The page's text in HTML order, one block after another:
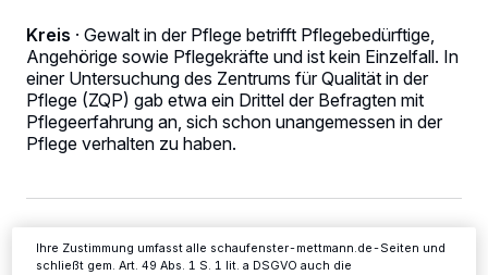
Kreis · Gewalt in der Pflege betrifft Pflegebedürftige,
Angehörige sowie Pflegekräfte und ist kein Einzelfall. In
einer Untersuchung des Zentrums für Qualität in der
Pflege (ZQP) gab etwa ein Drittel der Befragten mit
Pflegeerfahrung an, sich schon unangemessen in der
Pflege verhalten zu haben.
Wir und unsere218-Partner speichern und greifen auf
personenbezogene Daten wie Browserdaten oder eindeutige
Kennungen auf Ihrem Gerät zu. Durch Auswahl von OK aktivieren Sie
Tracking-Technologien für die unter „Wir und unsere Partner
verarbeiten Daten, um Ihnen Dienste bereitzustellen“ aufgeführten
Zwecke. Wenn Tracker deaktiviert sind, sind manche Inhalte und
Anzeigen möglicherweise nicht mehr so relevant für Sie. Sie können
dieses Menü jederzeit wieder aufrufen, um Ihre Einstellungen zu
Ihre Einstellungen gelten innerhalb unseres Website. Weitere
Ihre Zustimmung umfasst alle schaufenster-mettmann.de-Seiten und
schließt gem. Art. 49 Abs. 1 S. 1 lit. a DSGVO auch die